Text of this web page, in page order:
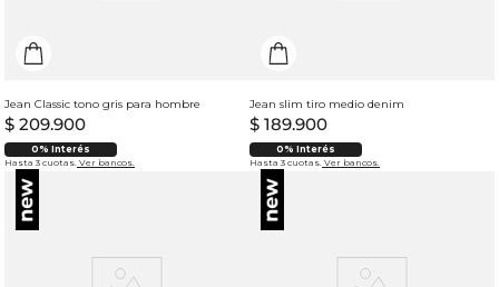
Jean Classic tono gris para hombre
$ 209.900
0% Interés
Hasta 3 cuotas. Ver bancos.
Jean slim tiro medio denim
$ 189.900
0% Interés
Hasta 3 cuotas. Ver bancos.